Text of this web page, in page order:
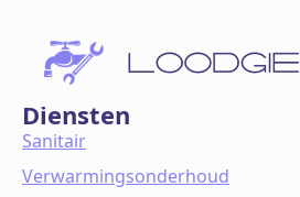
Diensten
Sanitair
Verwarmingsonderhoud